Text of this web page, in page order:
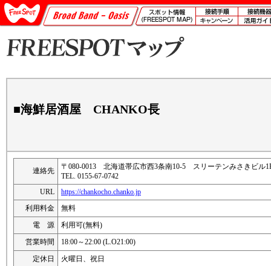
■海鮮居酒屋 CHANKO長
連絡先
〒080-0013 北海道帯広市西3条南10-5 スリーテンみさきビル
TEL. 0155-67-0742
URL
https://chankocho.chanko.jp
利用料金
無料
電 源
利用可(無料)
営業時間
18:00～22:00 (L.O21:00)
定休日
火曜日、祝日